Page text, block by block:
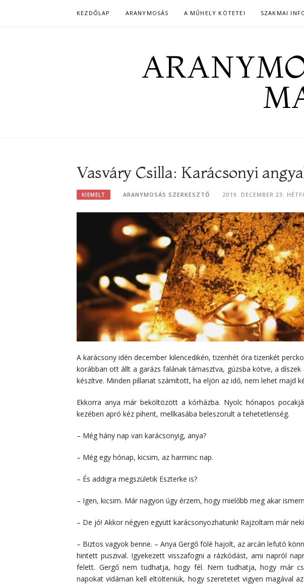
KEZDŐLAP ARANYMOSÁS A MŰHELY KÖTETEI SZAKMAI
Vasváry Csilla: Karácsonyi
KIEMELT ARANYMOSÁS SZERKESZTŐ 2019. DECEMBER 23.
A karácsony idén december kilencedikén, tizenhét óra tizenkét
korábban ott állt a garázs falának támasztva, gúzsba kötve, a
készítve. Minden pillanat számított, ha eljön az idő, nem lehet majd
Ekkorra anya már beköltözött a kórházba. Nyolc hónapos
kezében apró kéz pihent, mellkasába beleszorult a tehetetlenség.
– Még hány nap van karácsonyig, anya?
– Még egy hónap, kicsim, az harminc nap.
– És addigra megszületik Eszterke is?
– Igen, kicsim. Már nagyon úgy érzem, hogy mielőbb meg akar
– De jó! Akkor négyen együtt karácsonyozhatunk! Rajzoltam már
– Biztos vagyok benne. – Anya Gergő fölé hajolt, az arcán lefutó
hintett puszival. Igyekezett visszafogni a rázkódást, ami napról
felett. Gergő nem tudhatja, hogy fél. Nem tudhatja, hogy már
napokat vidáman kell eltölteniük, hogy szeretetet vigyen magával